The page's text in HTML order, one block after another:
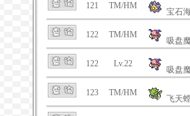
121 TM/HM
宝石
122 TM/HM
吸盘
122 Lv.22
吸盘
123 TM/HM
飞天